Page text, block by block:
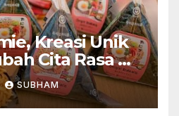
Kreasi Unik
Cita Rasa Mi
Sajian
SUBHAM